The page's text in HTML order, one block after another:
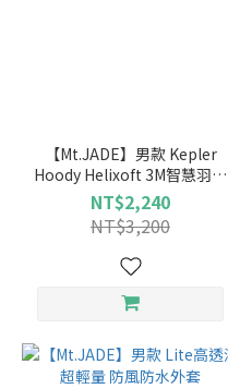
【Mt.JADE】男款 Kepler
Hoody Helixoft 3M智慧羽絨
外套 18A6014
NT$2,240
NT$3,200